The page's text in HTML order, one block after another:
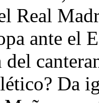
Real
ante el
Da